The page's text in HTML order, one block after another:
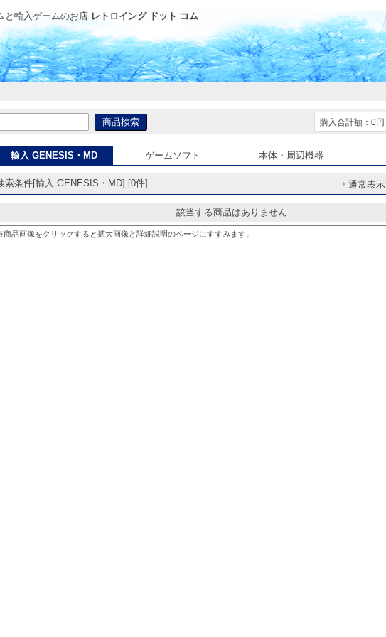
と輸入ゲームのお店 レトロイング ドット コム
購入合計額：0円
輸入 GENESIS・MD ゲームソフト 本体・周辺機器
索条件[輸入 GENESIS・MD] [0件] 通常表示
該当する商品はありません
品画像をクリックすると拡大画像と詳細説明のページにすすみます。